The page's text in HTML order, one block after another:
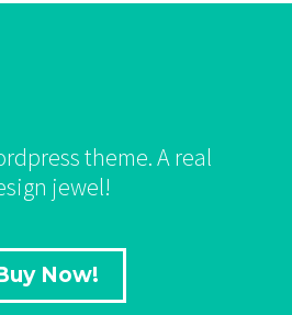
theme. A real
jewel!
Now!